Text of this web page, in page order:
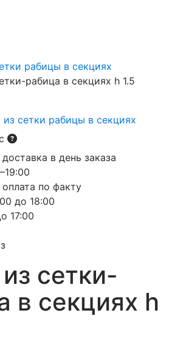
рабицы в секциях
рабица в секциях h 1.5
из сетки рабицы в секциях
в день заказа
по факту
до 18:00
17:00
сетки-
в секциях h